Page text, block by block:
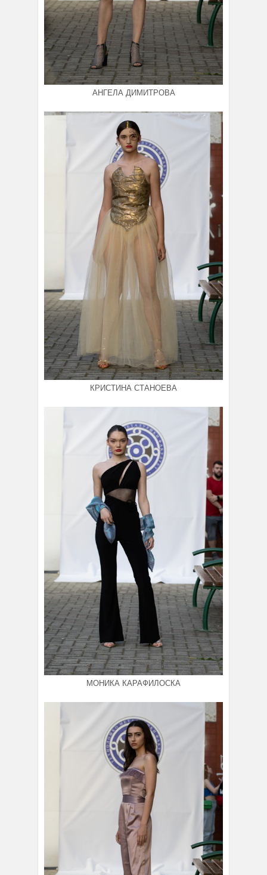
АНГЕЛА ДИМИТРОВА
КРИСТИНА СТАНОЕВА
МОНИКА КАРАФИЛОСКА